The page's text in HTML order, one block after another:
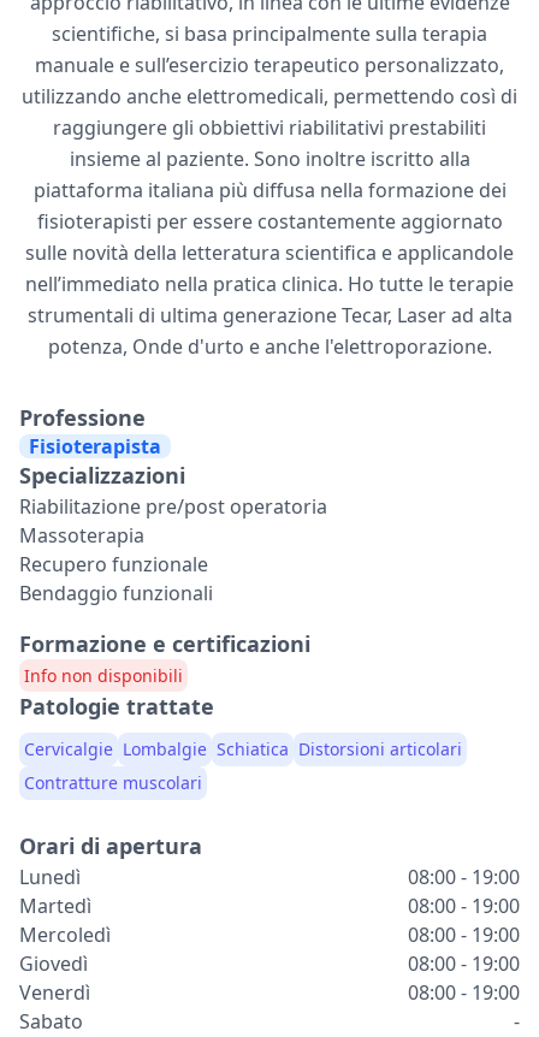
scientifiche, si basa principalmente sulla terapia
manuale e sull’esercizio terapeutico personalizzato,
utilizzando anche elettromedicali, permettendo così di
raggiungere gli obbiettivi riabilitativi prestabiliti
insieme al paziente. Sono inoltre iscritto alla
piattaforma italiana più diffusa nella formazione dei
fisioterapisti per essere costantemente aggiornato
sulle novità della letteratura scientifica e applicandole
nell’immediato nella pratica clinica. Ho tutte le terapie
strumentali di ultima generazione Tecar, Laser ad alta
potenza, Onde d'urto e anche l'elettroporazione.
Professione
Fisioterapista
Specializzazioni
Riabilitazione pre/post operatoria
Massoterapia
Recupero funzionale
Bendaggio funzionali
Formazione e certificazioni
Info non disponibili
Patologie trattate
Cervicalgie Lombalgie Schiatica Distorsioni articolari
Contratture muscolari
Orari di apertura
Lunedì
08:00 - 19:00
Martedì
08:00 - 19:00
Mercoledì
08:00 - 19:00
Giovedì
08:00 - 19:00
Venerdì
08:00 - 19:00
Sabato
-